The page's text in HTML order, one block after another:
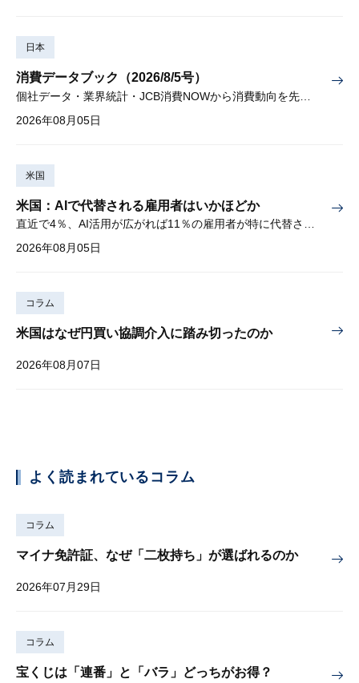
日本
消費データブック（2026/8/5号）
2026年08月05日
米国
米国：AIで代替される雇用者はいかほどか
直近で4％、AI活用が広がれば11％の雇用者が特に代替されやすい
2026年08月05日
コラム
米国はなぜ円買い協調介入に踏み切ったのか
2026年08月07日
よく読まれているコラム
コラム
マイナ免許証、なぜ「二枚持ち」が選ばれるのか
2026年07月29日
コラム
宝くじは「連番」と「バラ」どっちがお得？